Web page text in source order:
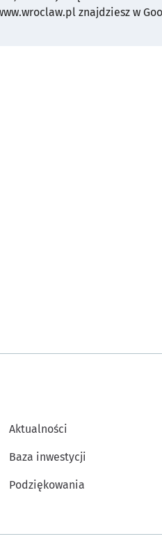
znajdziesz w
Aktualności
Baza inwestycji
Podziękowania